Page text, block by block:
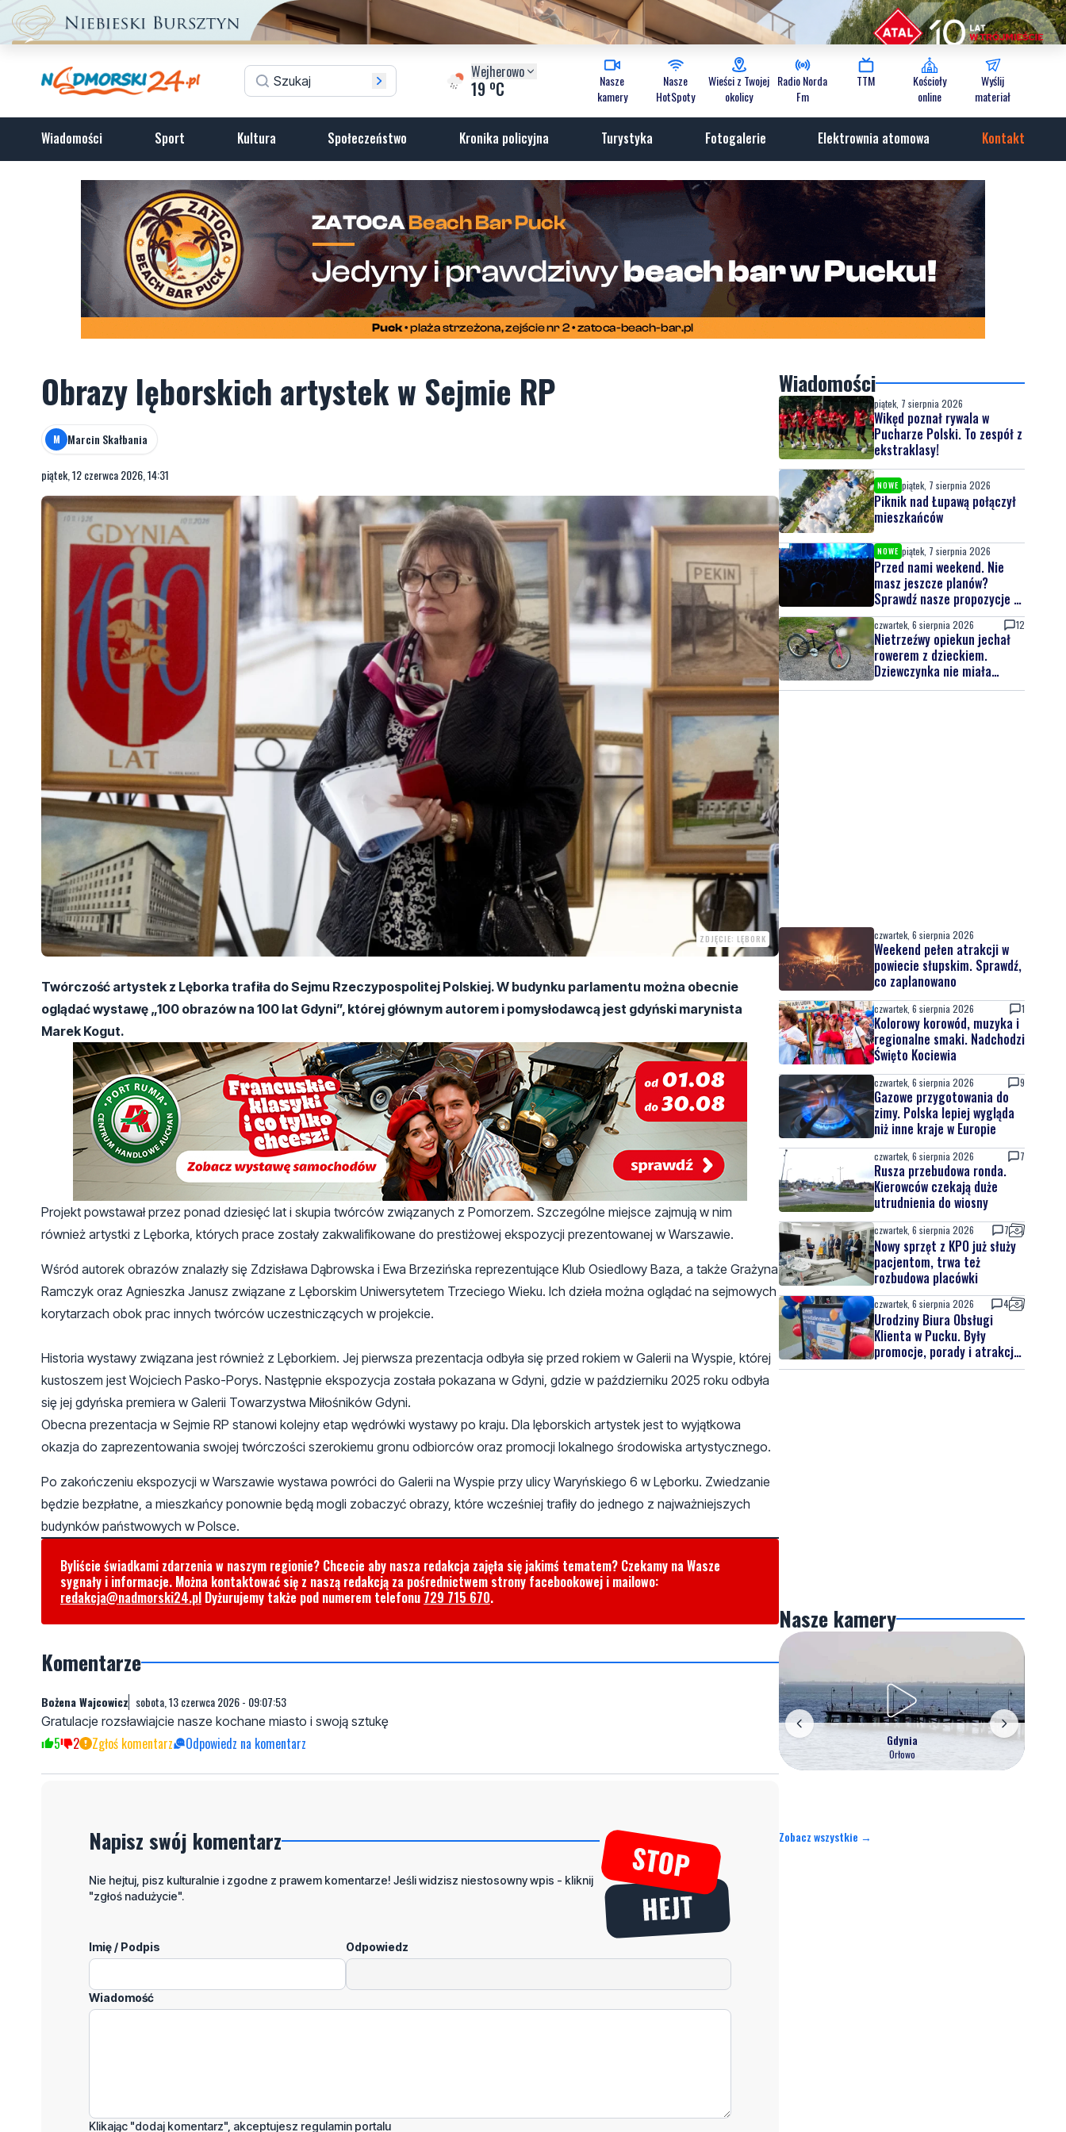
Wejherowo
19 oC
Nasze
kamery
Nasze
HotSpoty
Wieści z Twojej
okolicy
Radio Norda
Fm
TTM
Kościoły
online
Wyślij
materiał
Wiadomości Sport Kultura Społeczeństwo Kronika policyjna Turystyka Fotogalerie Elektrownia atomowa Kontakt
Obrazy lęborskich artystek w Sejmie RP
M Marcin Skałbania
piątek, 12 czerwca 2026, 14:31
ZDJĘCIE: LĘBORK
Twórczość artystek z Lęborka trafiła do Sejmu Rzeczypospolitej Polskiej. W budynku parlamentu można obecnie
oglądać wystawę „100 obrazów na 100 lat Gdyni”, której głównym autorem i pomysłodawcą jest gdyński marynista
Marek Kogut.
Projekt powstawał przez ponad dziesięć lat i skupia twórców związanych z Pomorzem. Szczególne miejsce zajmują w nim
również artystki z Lęborka, których prace zostały zakwalifikowane do prestiżowej ekspozycji prezentowanej w Warszawie.
Wśród autorek obrazów znalazły się Zdzisława Dąbrowska i Ewa Brzezińska reprezentujące Klub Osiedlowy Baza, a także Grażyna
Ramczyk oraz Agnieszka Janusz związane z Lęborskim Uniwersytetem Trzeciego Wieku. Ich dzieła można oglądać na sejmowych
korytarzach obok prac innych twórców uczestniczących w projekcie.
Historia wystawy związana jest również z Lęborkiem. Jej pierwsza prezentacja odbyła się przed rokiem w Galerii na Wyspie, której
kustoszem jest Wojciech Pasko-Porys. Następnie ekspozycja została pokazana w Gdyni, gdzie w październiku 2025 roku odbyła
się jej gdyńska premiera w Galerii Towarzystwa Miłośników Gdyni.
Obecna prezentacja w Sejmie RP stanowi kolejny etap wędrówki wystawy po kraju. Dla lęborskich artystek jest to wyjątkowa
okazja do zaprezentowania swojej twórczości szerokiemu gronu odbiorców oraz promocji lokalnego środowiska artystycznego.
Po zakończeniu ekspozycji w Warszawie wystawa powróci do Galerii na Wyspie przy ulicy Waryńskiego 6 w Lęborku. Zwiedzanie
będzie bezpłatne, a mieszkańcy ponownie będą mogli zobaczyć obrazy, które wcześniej trafiły do jednego z najważniejszych
budynków państwowych w Polsce.
Byliście świadkami zdarzenia w naszym regionie? Chcecie aby nasza redakcja zajęła się jakimś tematem? Czekamy na Wasze
sygnały i informacje. Można kontaktować się z naszą redakcją za pośrednictwem strony facebookowej i mailowo:
redakcja@nadmorski24.pl Dyżurujemy także pod numerem telefonu 729 715 670.
Komentarze
Bożena Wajcowicz sobota, 13 czerwca 2026 - 09:07:53
Gratulacje rozsławiajcie nasze kochane miasto i swoją sztukę
5 2 Zgłoś komentarz Odpowiedz na komentarz
Napisz swój komentarz
Nie hejtuj, pisz kulturalnie i zgodne z prawem komentarze! Jeśli widzisz niestosowny wpis - kliknij
"zgłoś nadużycie".
Imię / Podpis Odpowiedz
Wiadomość
Klikając "dodaj komentarz", akceptujesz regulamin portalu
Wiadomości
piątek, 7 sierpnia 2026
Wikęd poznał rywala w
Pucharze Polski. To zespół z
ekstraklasy!
NOWE piątek, 7 sierpnia 2026
Piknik nad Łupawą połączył
mieszkańców
NOWE piątek, 7 sierpnia 2026
Przed nami weekend. Nie
masz jeszcze planów?
Sprawdź nasze propozycje w
powiecie wejherowskim i
puckim
czwartek, 6 sierpnia 2026 12
Nietrzeźwy opiekun jechał
rowerem z dzieckiem.
Dziewczynka nie miała
kasku
czwartek, 6 sierpnia 2026
Weekend pełen atrakcji w
powiecie słupskim. Sprawdź,
co zaplanowano
czwartek, 6 sierpnia 2026 1
Kolorowy korowód, muzyka i
regionalne smaki. Nadchodzi
Święto Kociewia
czwartek, 6 sierpnia 2026 9
Gazowe przygotowania do
zimy. Polska lepiej wygląda
niż inne kraje w Europie
czwartek, 6 sierpnia 2026 7
Rusza przebudowa ronda.
Kierowców czekają duże
utrudnienia do wiosny
czwartek, 6 sierpnia 2026 7
Nowy sprzęt z KPO już służy
pacjentom, trwa też
rozbudowa placówki
czwartek, 6 sierpnia 2026 4
Urodziny Biura Obsługi
Klienta w Pucku. Były
promocje, porady i atrakcje
dla najmłodszych
Nasze kamery
Gdynia
Orłowo
Zobacz wszystkie →